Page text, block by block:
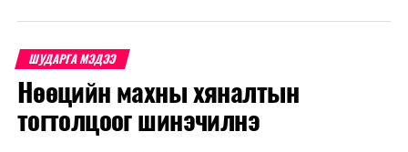
дахин өсөж, ОХУ болон бусад эх үүсвэрээс худалдан
авах шатахууны үнэ 1,200-2,000 ам.долларт хүрчээ.
Иймд дотоодын зах зээл дэх үнийн өсөлтийг
сааруулахын тулд гаалийн болон онцгой албан
татварыг тэглэх шаардлага үүссэнийг салбарын сайд
ШУДАРГА МЭДЭЭ
Нөөцийн махны хяналтын
тогтолцоог шинэчилнэ